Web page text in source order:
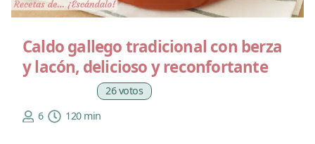
Caldo gallego tradicional con berza
y lacón, delicioso y reconfortante
26 votos
6
120 min